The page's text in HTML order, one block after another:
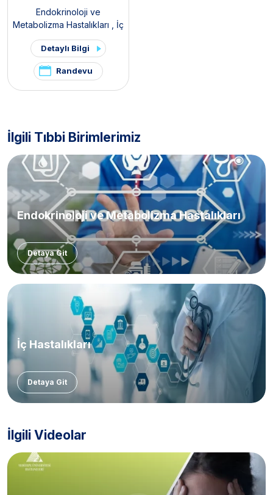
Endokrinoloji ve
Metabolizma Hastalıkları , İç
Hastalıkları,Tiroid -
Paratiroid Hastalıkları ve
Cerrahisi Kliniği,Hipofiz
Kliniği, Polikistik Over
Sendromu / PKOS ve
Detaylı Bilgi
Randevu
İlgili Tıbbi Birimlerimiz
Endokrinoloji ve Metabolizma Hastalıkları
Detaya Git
İç Hastalıkları
Detaya Git
İlgili Videolar